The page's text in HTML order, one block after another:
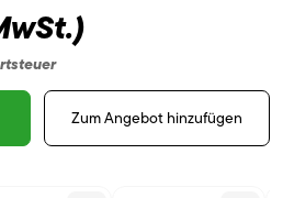
Zum Angebot hinzufügen